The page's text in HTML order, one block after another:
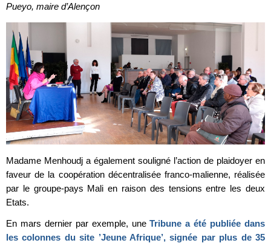
Pueyo, maire d’Alençon
Madame Menhoudj a également souligné l’action de plaidoyer en
faveur de la coopération décentralisée franco-malienne, réalisée
par le groupe-pays Mali en raison des tensions entre les deux
Etats.
En mars dernier par exemple, uneTribune a été publiée dans
les colonnes du site ’Jeune Afrique’, signée par plus de 35